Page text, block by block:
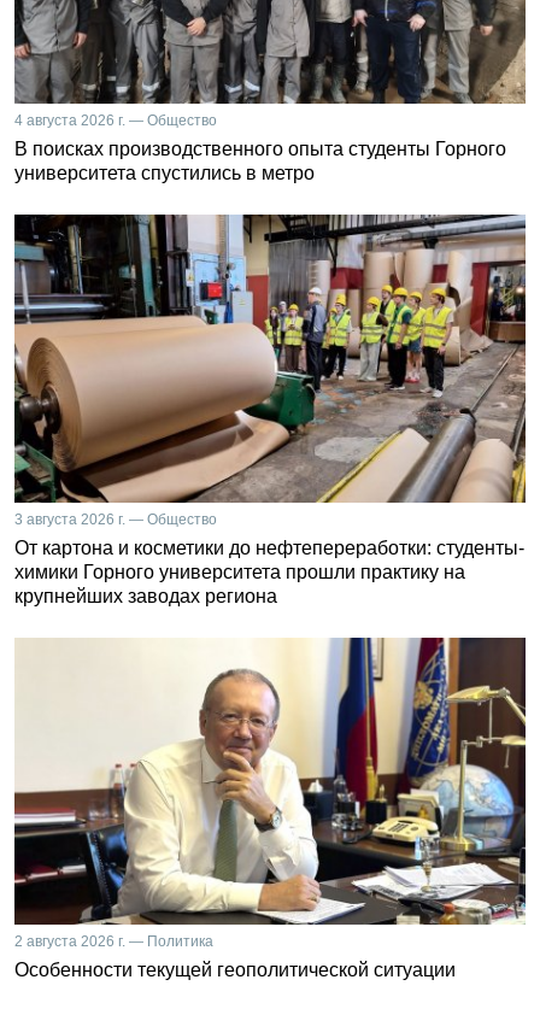
4 августа 2026 г. — Общество
В поисках производственного опыта студенты Горного
университета спустились в метро
3 августа 2026 г. — Общество
От картона и косметики до нефтепереработки: студенты-
химики Горного университета прошли практику на
крупнейших заводах региона
2 августа 2026 г. — Политика
Особенности текущей геополитической ситуации